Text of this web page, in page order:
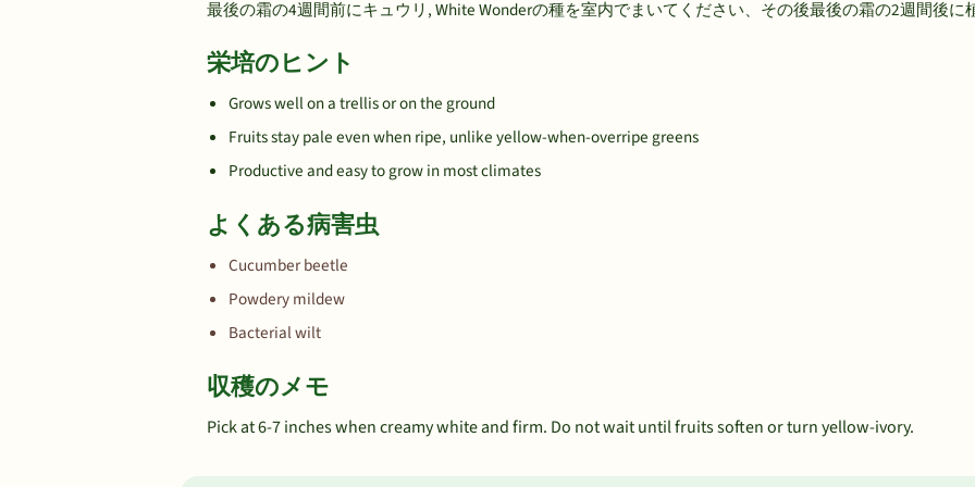
最後の霜の4週間前にキュウリ, White Wonderの種を室内でまいてください、その後最後の霜の2週間後に
栄培のヒント
Grows well on a trellis or on the ground
Fruits stay pale even when ripe, unlike yellow-when-overripe greens
Productive and easy to grow in most climates
よくある病害虫
Cucumber beetle
Powdery mildew
Bacterial wilt
収穫のメモ
Pick at 6-7 inches when creamy white and firm. Do not wait until fruits soften or turn yellow-ivory.